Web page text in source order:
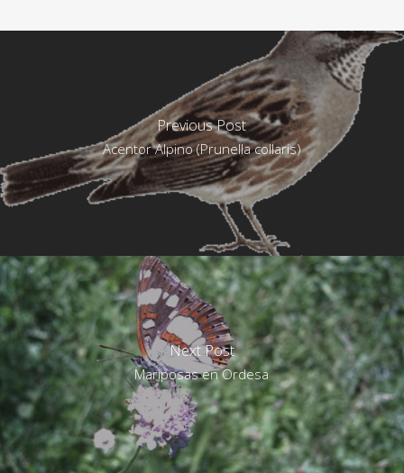
Previous Post
Acentor Alpino (Prunella collaris)
Next Post
Mariposas en Ordesa